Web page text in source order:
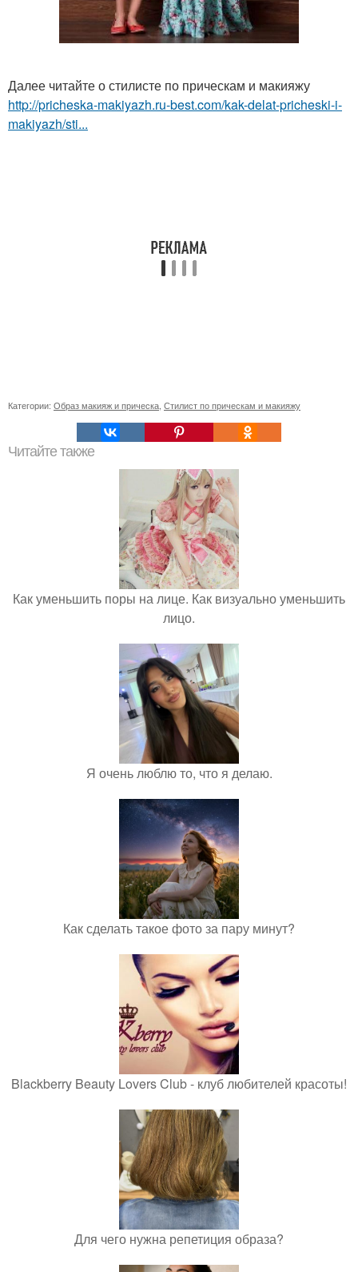
Далее читайте о стилисте по прическам и макияжу
http://pricheska-makiyazh.ru-best.com/kak-delat-pricheski-i-
makiyazh/sti...
Категории: Образ макияж и прическа Стилист по прическам и макияжу
Читайте также
Как уменьшить поры на лице. Как визуально уменьшить
лицо.
Я очень люблю то, что я делаю.
Как сделать такое фото за пару минут?
Blackberry Beauty Lovers Club - клуб любителей красоты!
Для чего нужна репетиция образа?